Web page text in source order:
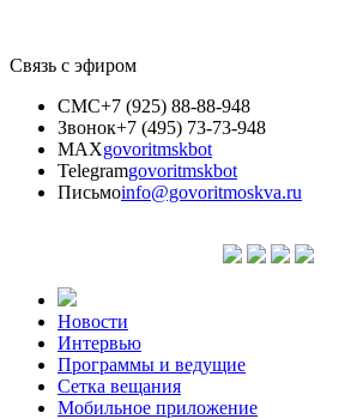
Связь с эфиром
СМС+7 (925) 88-88-948
Звонок+7 (495) 73-73-948
MAXgovoritmskbot
Telegramgovoritmskbot
Письмоinfo@govoritmoskva.ru
Новости
Интервью
Программы и ведущие
Сетка вещания
Мобильное приложение